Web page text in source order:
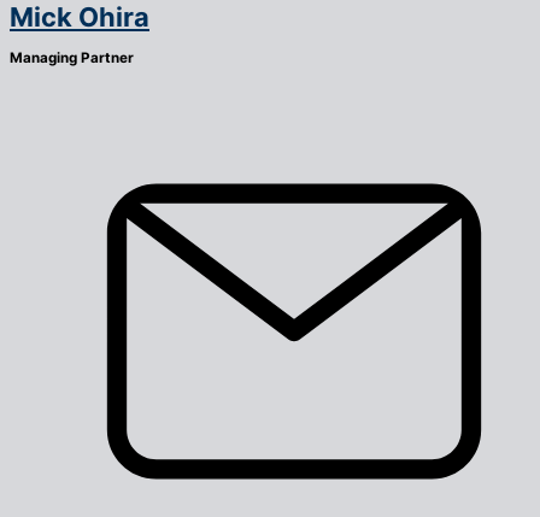
Mick Ohira
Managing Partner